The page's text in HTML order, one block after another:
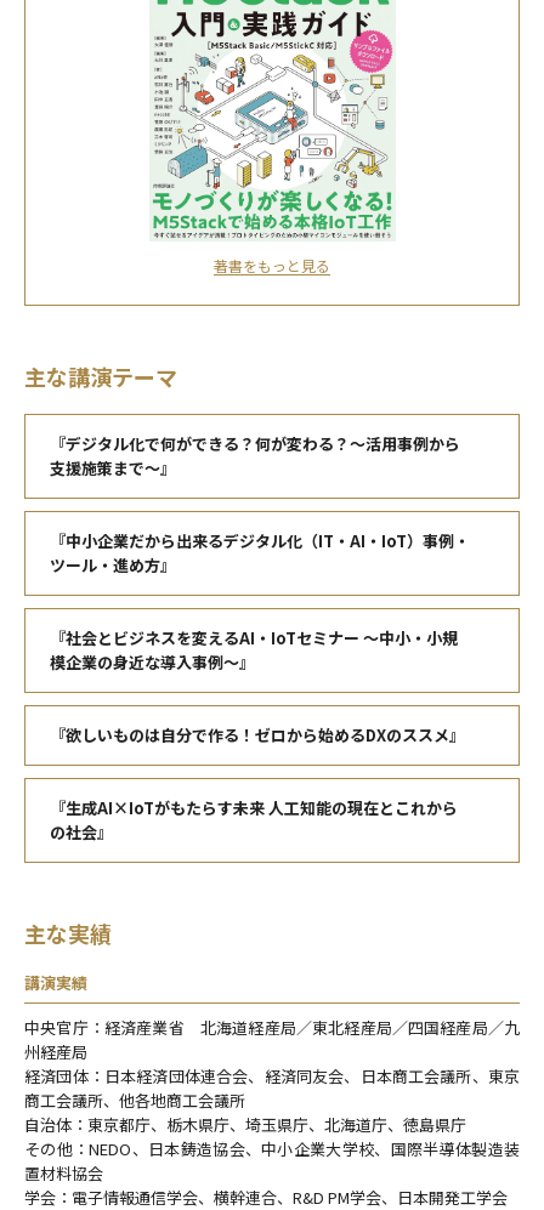
著書をもっと見る
主な講演テーマ
『デジタル化で何ができる？何が変わる？～活用事例から
支援施策まで～』
『中小企業だから出来るデジタル化（IT・AI・IoT）事例・
ツール・進め方』
『社会とビジネスを変えるAI・IoTセミナー ～中小・小規
模企業の身近な導入事例～』
『欲しいものは自分で作る！ゼロから始めるDXのススメ』
『生成AI×IoTがもたらす未来 人工知能の現在とこれから
の社会』
主な実績
講演実績
中央官庁：経済産業省 北海道経産局／東北経産局／四国経産局／九
州経産局
経済団体：日本経済団体連合会、経済同友会、日本商工会議所、東京
商工会議所、他各地商工会議所
自治体：東京都庁、栃木県庁、埼玉県庁、北海道庁、徳島県庁
その他：NEDO、日本鋳造協会、中小企業大学校、国際半導体製造装
置材料協会
学会：電子情報通信学会、横幹連合、R&D PM学会、日本開発工学会